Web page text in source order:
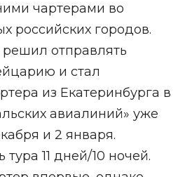
чартерами во
российских городов.
решил отправлять
и стал
из Екатеринбурга в
авиалиний» уже
и 2 января.
11 дней/10 ночей.